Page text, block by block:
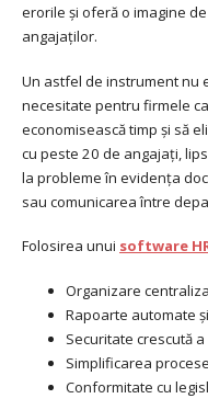
erorile și oferă o imagine
angajaților.
Un astfel de instrument nu
necesitate pentru firmele
economisească timp și să
cu peste 20 de angajați,
la probleme în evidența
sau comunicarea între
Folosirea unui software
Organizare
Rapoarte automate
Securitate crescută
Simplificarea
Conformitate cu